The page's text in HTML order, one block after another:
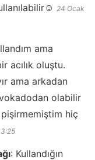
24 Ocak
ama
acılık oluştu.
ama arkadan
olabilir
hiç
: Kullandığın